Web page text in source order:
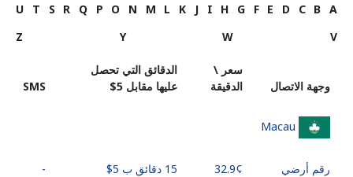
A
B
C
D
E
F
G
H
I
J
K
L
M
N
O
P
Q
R
S
T
U
V
W
Y
Z
وجهة الاتصال
سعر \
الدقيقة
الدقائق التي تحصل
عليها مقابل ⁦$5⁩
SMS
Macau
رقم أرضي 15 دقائق ب ⁦$5⁩ -